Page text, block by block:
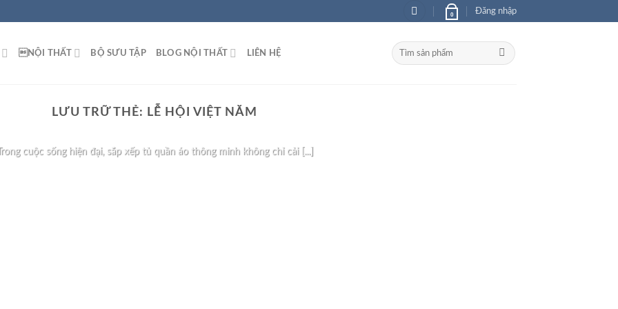
0 Đăng nhập
NỘI THẤT BỘ SƯU TẬP BLOG NỘI THẤT LIÊN HỆ
Tìm
kiếm:
LƯU TRỮ THẺ: LỄ HỘI VIỆT NĂM
BLOG NỘI THẤT
Tủ Quần Áo Thông Minh Giúp Tối Ưu Không Gian Lưu Trữ
cuộc sống hiện đại, sắp xếp tủ quần áo thông minh không chỉ cải [...]